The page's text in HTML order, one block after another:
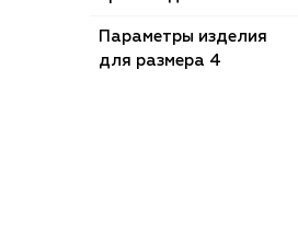
Параметры изделия
для размера 4